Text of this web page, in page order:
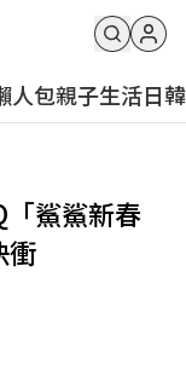
人包親子生活日韓
「鯊鯊新春
衝